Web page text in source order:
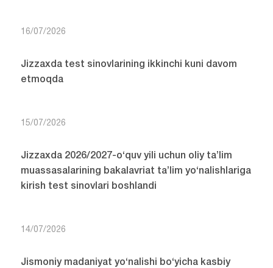
16/07/2026
Jizzaxda test sinovlarining ikkinchi kuni davom
etmoqda
15/07/2026
Jizzaxda 2026/2027-o‘quv yili uchun oliy ta’lim
muassasalarining bakalavriat ta’lim yo‘nalishlariga
kirish test sinovlari boshlandi
14/07/2026
Jismoniy madaniyat yo‘nalishi bo‘yicha kasbiy